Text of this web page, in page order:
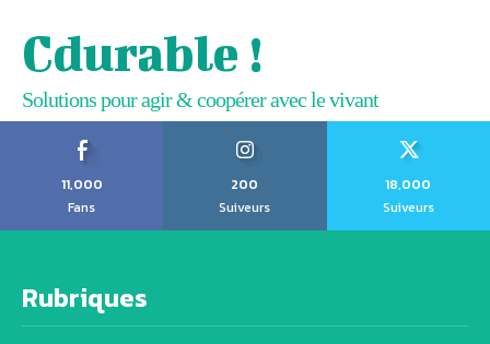
Cdurable !
Solutions pour agir & coopérer avec le vivant
11,000
Fans
200
Suiveurs
18,000
Suiveurs
Rubriques